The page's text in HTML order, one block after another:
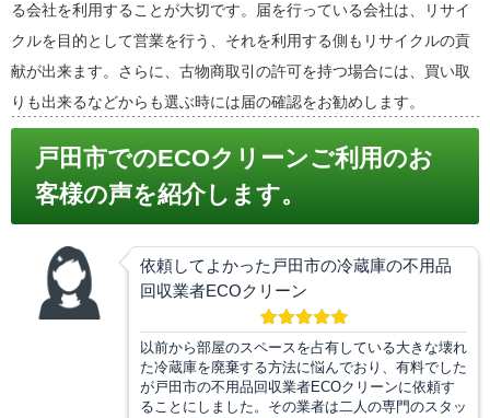
る会社を利用することが大切です。届を行っている会社は、リサイ
クルを目的として営業を行う、それを利用する側もリサイクルの貢
献が出来ます。さらに、古物商取引の許可を持つ場合には、買い取
りも出来るなどからも選ぶ時には届の確認をお勧めします。
戸田市でのECOクリーンご利用のお
客様の声を紹介します。
依頼してよかった戸田市の冷蔵庫の不用品
回収業者ECOクリーン
以前から部屋のスペースを占有している大きな壊れ
た冷蔵庫を廃棄する方法に悩んでおり、有料でした
が戸田市の不用品回収業者ECOクリーンに依頼す
ることにしました。その業者は二人の専門のスタッ